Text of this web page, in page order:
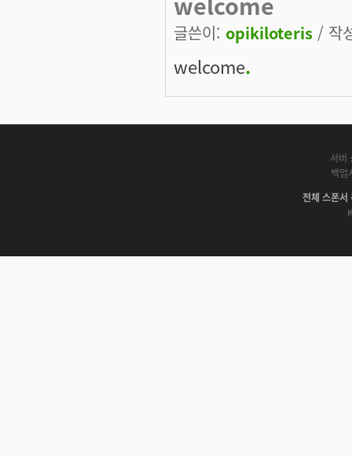
글쓴이: opikiloteris / 작
welcome.
서버
백업
전체 스폰서